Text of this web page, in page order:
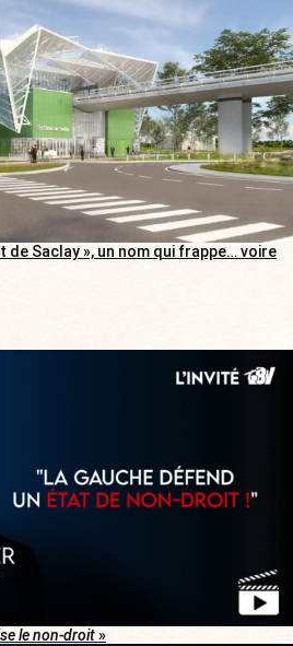
de Saclay », un nom qui frappe… voire
le non-droit»